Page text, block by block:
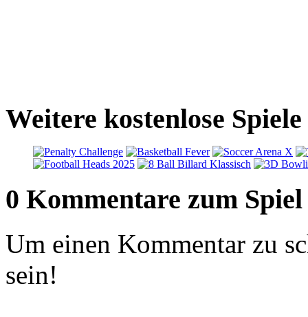
Weitere kostenlose
0 Kommentare zum Spiel
Um einen Kommentar zu
sein!